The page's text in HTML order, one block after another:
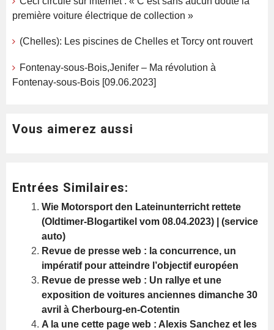
première voiture électrique de collection »
(Chelles): Les piscines de Chelles et Torcy ont rouvert
Fontenay-sous-Bois,Jenifer – Ma révolution à
Fontenay-sous-Bois [09.06.2023]
Vous aimerez aussi
Entrées Similaires:
Wie Motorsport den Lateinunterricht rettete
(Oldtimer-Blogartikel vom 08.04.2023) | (service
auto)
Revue de presse web : la concurrence, un
impératif pour atteindre l’objectif européen
Revue de presse web : Un rallye et une
exposition de voitures anciennes dimanche 30
avril à Cherbourg-en-Cotentin
A la une cette page web : Alexis Sanchez et les